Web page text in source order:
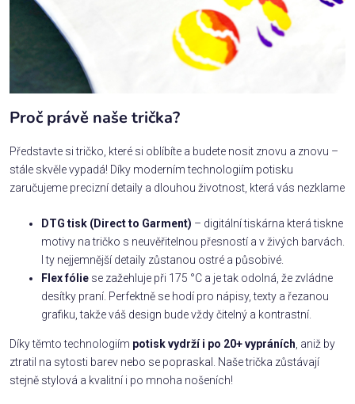
Proč právě naše trička?
Představte si tričko, které si oblíbíte a budete nosit znovu a znovu –
stále skvěle vypadá! Díky moderním technologiím potisku
zaručujeme precizní detaily a dlouhou životnost, která vás nezklame
DTG tisk (Direct to Garment) – digitální tiskárna která tiskne
motivy na tričko s neuvěřitelnou přesností a v živých barvách.
I ty nejjemnější detaily zůstanou ostré a působivé.
Flex fólie se zažehluje při 175 °C a je tak odolná, že zvládne
desítky praní. Perfektně se hodí pro nápisy, texty a řezanou
grafiku, takže váš design bude vždy čitelný a kontrastní.
Díky těmto technologiím potisk vydrží i po 20+ vypráních, aniž by
ztratil na sytosti barev nebo se popraskal. Naše trička zůstávají
stejně stylová a kvalitní i po mnoha nošeních!